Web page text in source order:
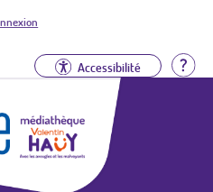
Accessibilité